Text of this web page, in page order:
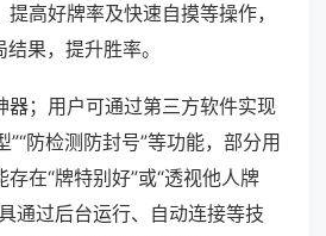
高好牌率及快速自摸等操作，
果，提升胜率。
器；用户可通过第三方软件实现
”“防检测防封号”等功能，部分用
在“牌特别好”或“透视他人牌
通过后台运行、自动连接等技